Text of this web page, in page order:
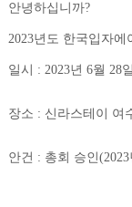
안녕하십니까?
2023년도 한국입자
일시 : 2023년 6월 28
장소 : 신라스테이 여
안건 : 총회 승인